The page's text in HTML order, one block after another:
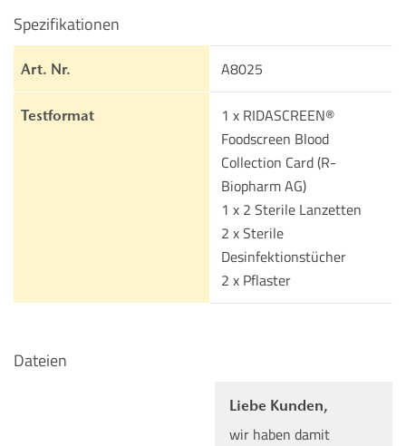
Spezifikationen
Art. Nr. A8025
Testformat
1 x RIDASCREEN®
Foodscreen Blood
Collection Card (R-
Biopharm AG)
1 x 2 Sterile Lanzetten
2 x Sterile
Desinfektionstücher
2 x Pflaster
Dateien
Liebe Kunden,
wir haben damit